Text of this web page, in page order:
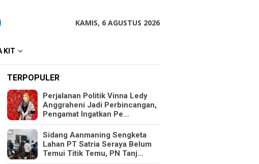
KAMIS, 6 AGUSTUS 2026
KIT
TERPOPULER
Perjalanan Politik Vinna Ledy
Anggraheni Jadi Perbincangan,
Pengamat Ingatkan Pe…
Sidang Aanmaning Sengketa
Lahan PT Satria Seraya Belum
Temui Titik Temu, PN Tanj…